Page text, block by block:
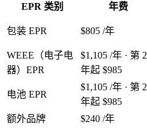
EPR 类别 年费
包装 EPR $805 /年
WEEE（电子电
器）EPR
$1,105 /年 · 第 2
年起 $985
电池 EPR
$1,105 /年 · 第 2
年起 $985
额外品牌
$240 /年